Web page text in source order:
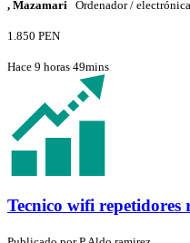
, Mazamari Ordenador / electrónica
1.850 PEN
Hace 9 horas 49mins
Tecnico wifi repetidores